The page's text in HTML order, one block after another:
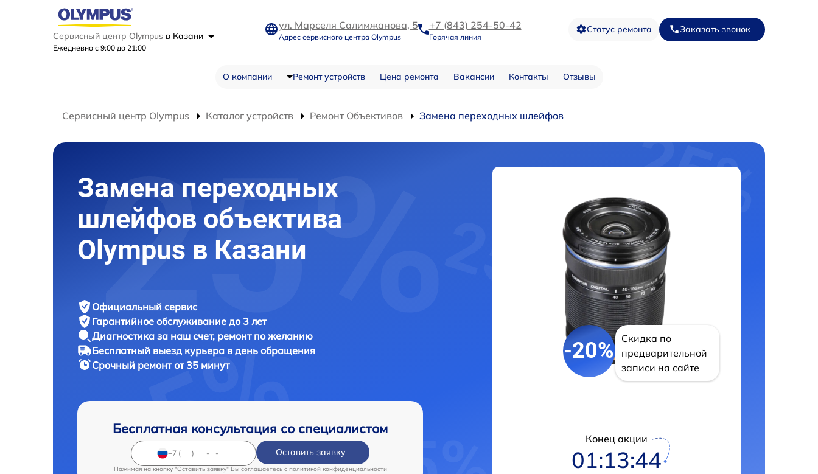
Сервисный центр Olympus в Казани
Ежедневно с 9:00 до 21:00
ул. Марселя Салимжанова, 5
Адрес сервисного центра Olympus
+7 (843) 254-50-42
Горячая линия
Статус ремонта Заказать звонок
О компании Ремонт устройств Цена ремонта Вакансии Контакты Отзывы
Сервисный центр Olympus Каталог устройств Ремонт Объективов Замена переходных шлейфов
Замена переходных
шлейфов объектива
Olympus в Казани
Официальный сервис
Гарантийное обслуживание до 3 лет
Диагностика за наш счет, ремонт по желанию
Бесплатный выезд курьера в день обращения
Срочный ремонтот 35 минут
Бесплатная консультация со специалистом
Оставить заявку
Нажимая на кнопку "Оставить заявку" Вы соглашаетесь c политикой конфиденциальности
-20%
Скидка по
предварительной
записи на сайте
Конец акции
01:13:43